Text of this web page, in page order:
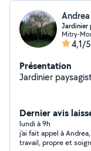
Jardinier
Mitry-
4,1/5
Présentation
Jardinier
Dernier avis
lundi à 9h
j'ai fait appel à
travail, propre et